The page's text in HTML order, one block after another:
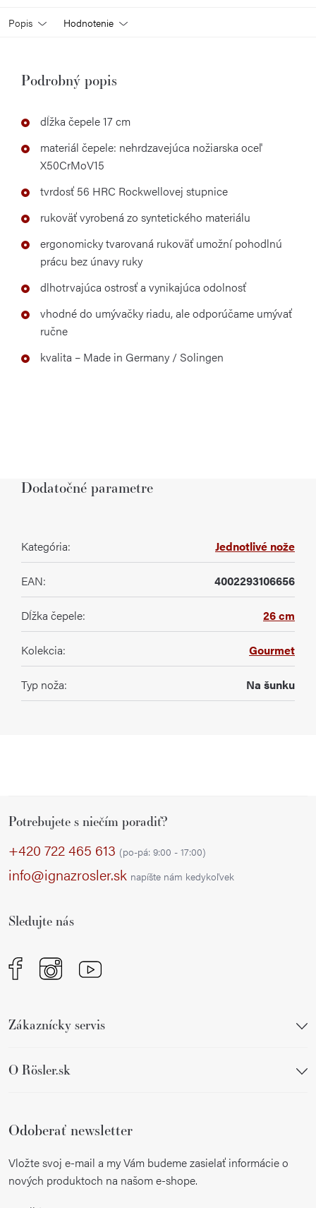
Popis Hodnotenie
Podrobný popis
dĺžka čepele 17 cm
materiál čepele: nehrdzavejúca nožiarska oceľ
X50CrMoV15
tvrdosť 56 HRC Rockwellovej stupnice
rukoväť vyrobená zo syntetického materiálu
ergonomicky tvarovaná rukoväť umožní pohodlnú
prácu bez únavy ruky
dlhotrvajúca ostrosť a vynikajúca odolnosť
vhodné do umývačky riadu, ale odporúčame umývať
ručne
kvalita – Made in Germany / Solingen
Dodatočné parametre
Kategória: Jednotlivé nože
EAN: 4002293106656
Dĺžka čepele: 26 cm
Kolekcia: Gourmet
Typ noža: Na šunku
Potrebujete s niečím poradiť?
+420 722 465 613 (po-pá: 9:00 - 17:00)
info@ignazrosler.sk napíšte nám kedykoľvek
Sledujte nás
Zákaznícky servis
O Rösler.sk
Odoberať newsletter
Vložte svoj e-mail a my Vám budeme zasielať informácie o
nových produktoch na našom e-shope.